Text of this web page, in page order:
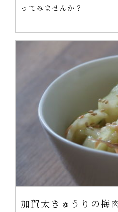
ってみませんか？
加賀太きゅうりの梅